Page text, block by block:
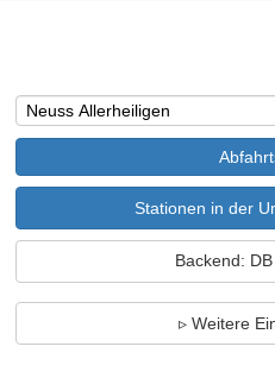
Stationen in der
Backend:
Weitere